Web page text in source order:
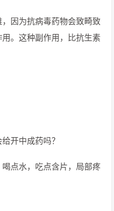
因为抗病毒药物会致畸致
。这种副作用，比抗生素
开中成药吗？
点水，吃点含片，局部疼